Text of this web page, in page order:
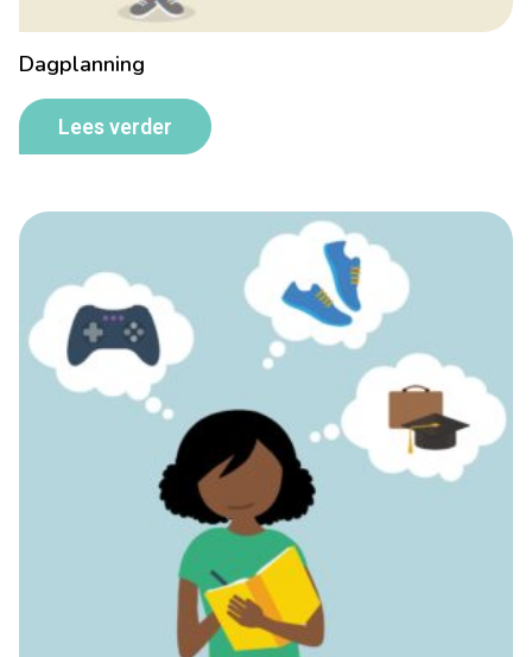
Dagplanning
Lees verder